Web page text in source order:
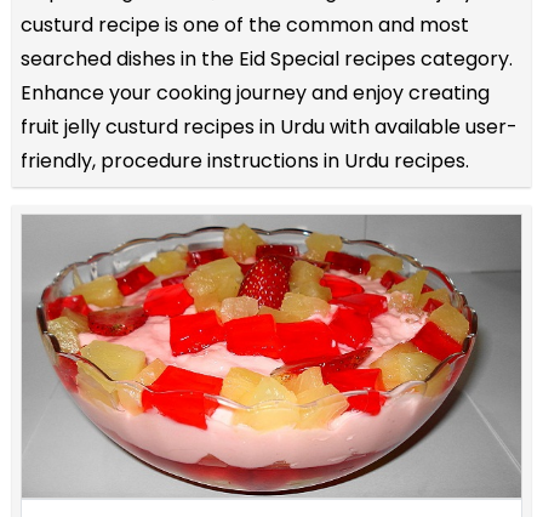
custurd recipe is one of the common and most
searched dishes in the Eid Special recipes category.
Enhance your cooking journey and enjoy creating
fruit jelly custurd recipes in Urdu with available user-
friendly, procedure instructions in Urdu recipes.